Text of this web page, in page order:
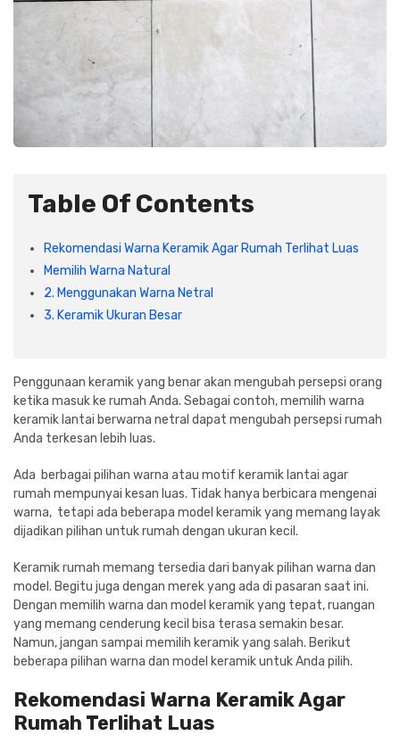
Sanitari & Aksesorisnya
Aksesoris Dapur
Peralatan & Perkakas
Scaffolding
Atap & Lantai
Saniter
Besi Profil & Plat
Produk Pracetak
Besi Profil & Baja
Pompa dan Pipa
Lampu & Listrik
Table Of Contents
Rekomendasi Warna Keramik Agar Rumah Terlihat Luas
Memilih Warna Natural
2. Menggunakan Warna Netral
3. Keramik Ukuran Besar
Penggunaan keramik yang benar akan mengubah persepsi orang
ketika masuk ke rumah Anda. Sebagai contoh, memilih warna
keramik lantai berwarna netral dapat mengubah persepsi rumah
Anda terkesan lebih luas.
Ada berbagai pilihan warna atau motif keramik lantai agar
rumah mempunyai kesan luas. Tidak hanya berbicara mengenai
warna, tetapi ada beberapa model keramik yang memang layak
dijadikan pilihan untuk rumah dengan ukuran kecil.
Keramik rumah memang tersedia dari banyak pilihan warna dan
model. Begitu juga dengan merek yang ada di pasaran saat ini.
Dengan memilih warna dan model keramik yang tepat, ruangan
yang memang cenderung kecil bisa terasa semakin besar.
Namun, jangan sampai memilih keramik yang salah. Berikut
beberapa pilihan warna dan model keramik untuk Anda pilih.
Rekomendasi Warna Keramik Agar
Rumah Terlihat Luas